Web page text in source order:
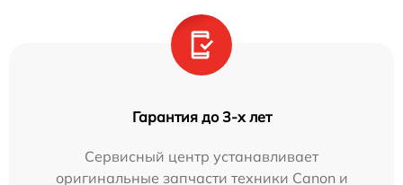
Гарантия до 3-х лет
Сервисный центр устанавливает
оригинальные запчасти техники Canon и